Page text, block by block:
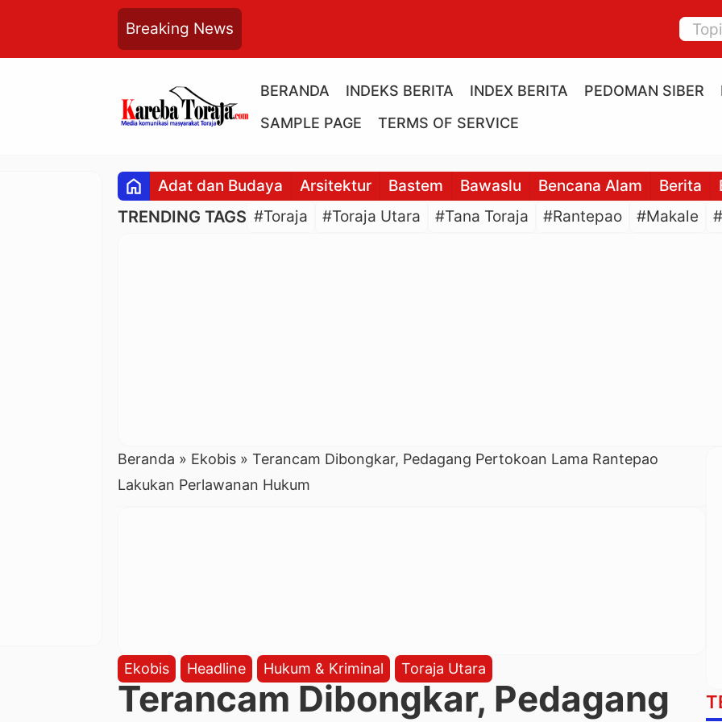
Breaking News
BERANDA INDEKS BERITA INDEX BERITA PEDOMAN SIBER
SAMPLE PAGE
TERMS OF SERVICE
home Adat dan Budaya Arsitektur Bastem Bawaslu Bencana Alam Berita
TRENDING TAGS #Toraja #Toraja Utara #Tana Toraja #Rantepao #Makale
Beranda » Ekobis » Terancam Dibongkar, Pedagang Pertokoan Lama Rantepao
Lakukan Perlawanan Hukum
Ekobis Headline Hukum & Kriminal Toraja Utara
Terancam Dibongkar, Pedagang